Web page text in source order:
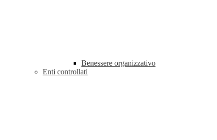
Benessere organizzativo
Enti controllati